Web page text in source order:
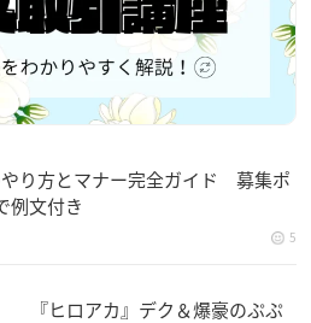
り方とマナー完全ガイド 募集ポ
例文付き
5
『ヒロアカ』デク＆爆豪のぷぷ